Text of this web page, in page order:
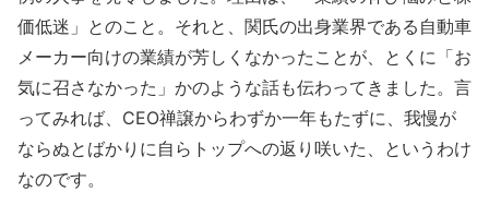
価低迷」とのこと。それと、関氏の出身業界である自動車
メーカー向けの業績が芳しくなかったことが、とくに「お
気に召さなかった」かのような話も伝わってきました。言
ってみれば、CEO禅譲からわずか一年もたずに、我慢が
ならぬとばかりに自らトップへの返り咲いた、というわけ
なのです。